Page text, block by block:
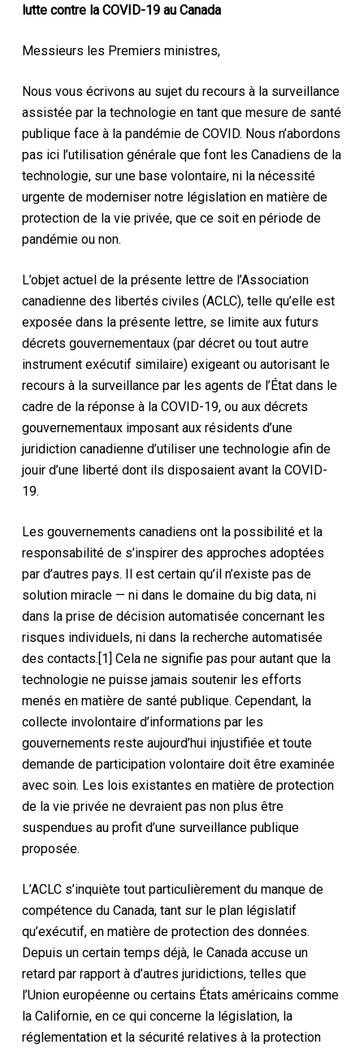
lutte contre la COVID-19 au Canada
Messieurs les Premiers ministres,
Nous vous écrivons au sujet du recours à la surveillance
assistée par la technologie en tant que mesure de santé
publique face à la pandémie de COVID. Nous n’abordons
pas ici l’utilisation générale que font les Canadiens de la
technologie, sur une base volontaire, ni la nécessité
urgente de moderniser notre législation en matière de
protection de la vie privée, que ce soit en période de
pandémie ou non.
L’objet actuel de la présente lettre de l’Association
canadienne des libertés civiles (ACLC), telle qu’elle est
exposée dans la présente lettre, se limite aux futurs
décrets gouvernementaux (par décret ou tout autre
instrument exécutif similaire) exigeant ou autorisant le
recours à la surveillance par les agents de l’État dans le
cadre de la réponse à la COVID-19, ou aux décrets
gouvernementaux imposant aux résidents d’une
juridiction canadienne d’utiliser une technologie afin de
jouir d’une liberté dont ils disposaient avant la COVID-
19.
Les gouvernements canadiens ont la possibilité et la
responsabilité de s’inspirer des approches adoptées
par d’autres pays. Il est certain qu’il n’existe pas de
solution miracle — ni dans le domaine du big data, ni
dans la prise de décision automatisée concernant les
risques individuels, ni dans la recherche automatisée
des contacts.[1] Cela ne signifie pas pour autant que la
technologie ne puisse jamais soutenir les efforts
menés en matière de santé publique. Cependant, la
collecte involontaire d’informations par les
gouvernements reste aujourd’hui injustifiée et toute
demande de participation volontaire doit être examinée
avec soin. Les lois existantes en matière de protection
de la vie privée ne devraient pas non plus être
suspendues au profit d’une surveillance publique
proposée.
L’ACLC s’inquiète tout particulièrement du manque de
compétence du Canada, tant sur le plan législatif
qu’exécutif, en matière de protection des données.
Depuis un certain temps déjà, le Canada accuse un
retard par rapport à d’autres juridictions, telles que
l’Union européenne ou certains États américains comme
la Californie, en ce qui concerne la législation, la
réglementation et la sécurité relatives à la protection